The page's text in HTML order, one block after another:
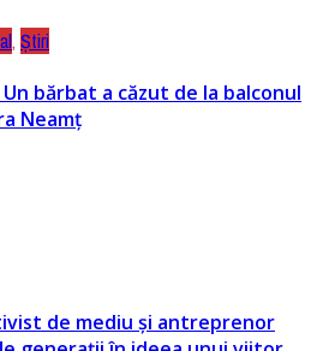
, Știri
bărbat a căzut de la balconul
Neamț
de mediu și antreprenor